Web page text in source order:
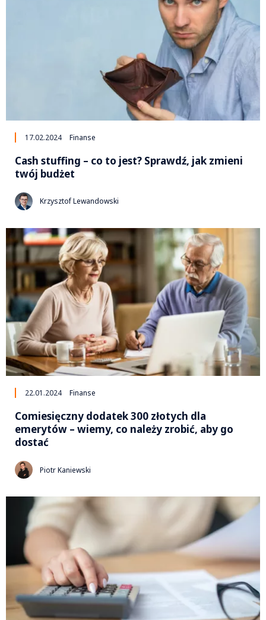
17.02.2024 Finanse
Cash stuffing – co to jest? Sprawdź, jak zmieni
twój budżet
Krzysztof Lewandowski
22.01.2024 Finanse
Comiesięczny dodatek 300 złotych dla
emerytów – wiemy, co należy zrobić, aby go
dostać
Piotr Kaniewski